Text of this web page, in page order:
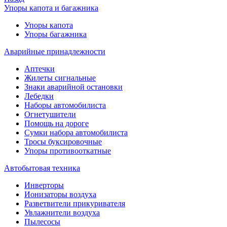
Упоры капота и багажника
Упоры капота
Упоры багажника
Аварийные принадлежности
Аптечки
Жилеты сигнальные
Знаки аварийной остановки
Лебедки
Наборы автомобилиста
Огнетушители
Помощь на дороге
Сумки набора автомобилиста
Тросы буксировочные
Упоры противооткатные
Автобытовая техника
Инверторы
Ионизаторы воздуха
Разветвители прикуривателя
Увлажнители воздуха
Пылесосы